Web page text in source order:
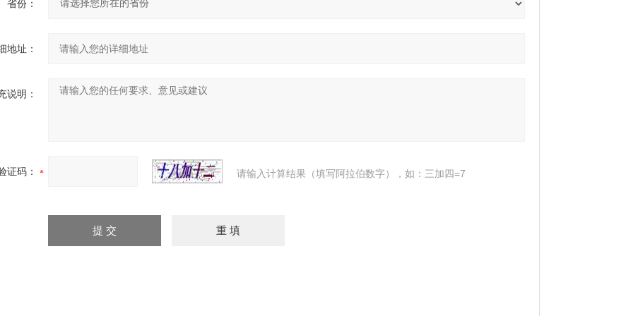
省份：
地址：
说明：
证码： 请输入计算结果（填写阿拉伯数字），如：三加四=7